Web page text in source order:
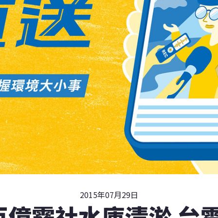
2015年07月29日